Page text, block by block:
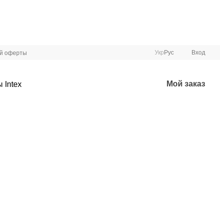
оферты УкрРус Вход
Intex Мой заказ